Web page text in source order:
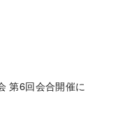
第6回会合開催に